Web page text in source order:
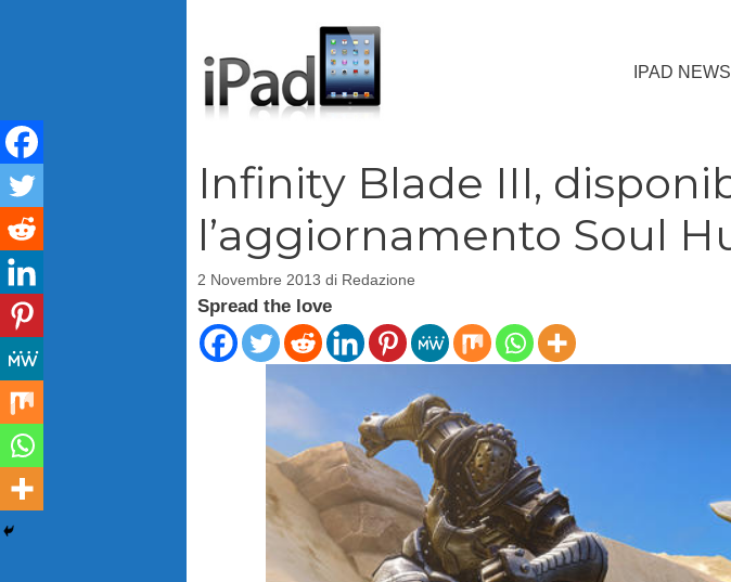
IPAD NEWS
Infinity Blade III,
l’aggiornamento Soul
2 Novembre 2013 di Redazione
Spread the love